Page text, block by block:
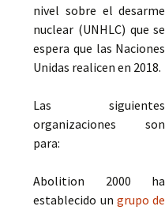
nivel sobre el desarme
nuclear (UNHLC) que se
espera que las Naciones
Unidas realicen en 2018.
Las siguientes
organizaciones son
para:
Abolition 2000 ha
establecido ungrupo de